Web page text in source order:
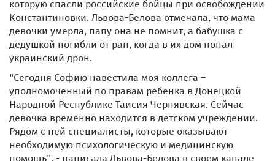
которую спасли российские бойцы при освобождении
Константиновки. Львова-Белова отмечала, что мама
девочки умерла, папу она не помнит, а бабушка с
дедушкой погибли от ран, когда в их дом попал
украинский дрон.
"Сегодня Софию навестила моя коллега –
уполномоченный по правам ребенка в Донецкой
Народной Республике Таисия Чернявская. Сейчас
девочка временно находится в детском учреждении.
Рядом с ней специалисты, которые оказывают
необходимую психологическую и медицинскую
помощь", - написала Львова-Белова в своем канале